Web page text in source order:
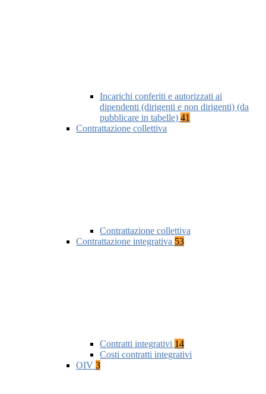
Incarichi conferiti e autorizzati ai
dipendenti (dirigenti e non dirigenti) (da
pubblicare in tabelle) 41
Contrattazione collettiva
Contrattazione collettiva
Contrattazione integrativa 53
Contratti integrativi 14
Costi contratti integrativi
OIV 3